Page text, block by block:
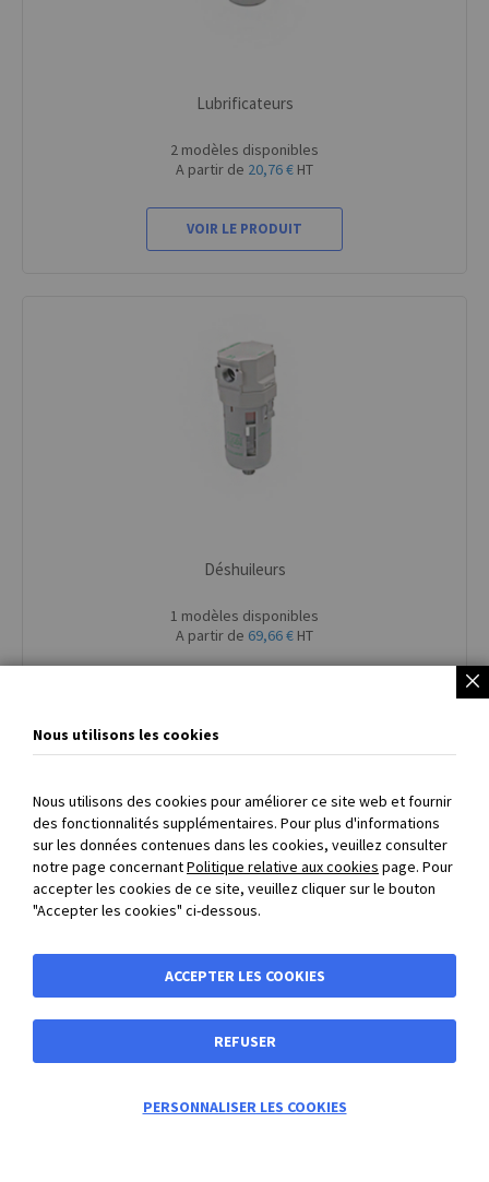
Lubrificateurs
2 modèles disponibles
A partir de 20,76 € HT
VOIR LE PRODUIT
Déshuileurs
1 modèles disponibles
A partir de 69,66 € HT
PAIEMENT SÉCURISÉ: payez directement en ligne par carte
bancaire et 3D Secure
Nous utilisons les cookies
Nous utilisons des cookies pour améliorer ce site web et fournir
des fonctionnalités supplémentaires. Pour plus d'informations
sur les données contenues dans les cookies, veuillez consulter
notre page concernantPolitique relative aux cookies page. Pour
accepter les cookies de ce site, veuillez cliquer sur le bouton
"Accepter les cookies" ci-dessous.
ACCEPTER LES COOKIES
REFUSER
PERSONNALISER LES COOKIES